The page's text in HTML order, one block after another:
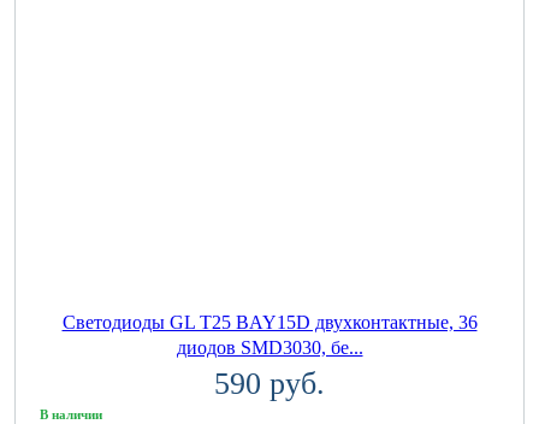
Светодиоды GL T25 BAY15D двухконтактные, 36
диодов SMD3030, бе...
590 руб.
В наличии